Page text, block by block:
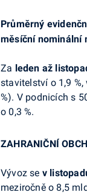
Průměrný
měsíční nominální
Za leden až
stavitelství o 1,9
%). V podnicích s
o 0,3 %.
ZAHRANIČNÍ
Vývoz se v
meziročně o 8,5